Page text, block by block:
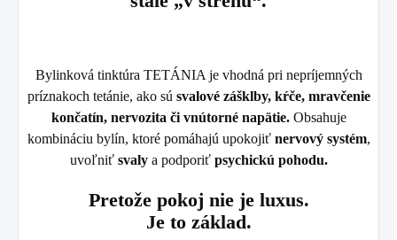
Bylinková tinktúra TETÁNIA je vhodná pri nepríjemných
príznakoch tetánie, ako sú svalové zášklby, kŕče, mravčenie
končatín, nervozita či vnútorné napätie.Obsahuje
kombináciu bylín, ktoré pomáhajú upokojiť nervový systém,
uvoľniť svalya podporiť psychickú pohodu.
Pretože pokoj nie je luxus.
Je to základ.